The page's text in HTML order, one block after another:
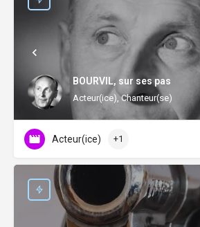
BOURVIL, sur ses pas
Acteur(ice), Chanteur(se)
Acteur(ice) +1